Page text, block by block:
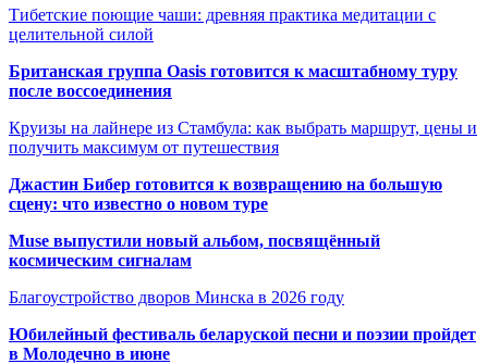
Тибетские поющие чаши: древняя практика медитации с
целительной силой
Британская группа Oasis готовится к масштабному туру
после воссоединения
Круизы на лайнере из Стамбула: как выбрать маршрут, цены и
получить максимум от путешествия
Джастин Бибер готовится к возвращению на большую
сцену: что известно о новом туре
Muse выпустили новый альбом, посвящённый
космическим сигналам
Благоустройство дворов Минска в 2026 году
Юбилейный фестиваль беларуской песни и поэзии пройдет
в Молодечно в июне